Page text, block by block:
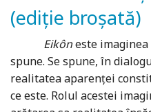
(ediție broșată)
Eikôneste imaginea
spune. Se spune, în
realitatea aparenţei
ce este. Rolul acestei